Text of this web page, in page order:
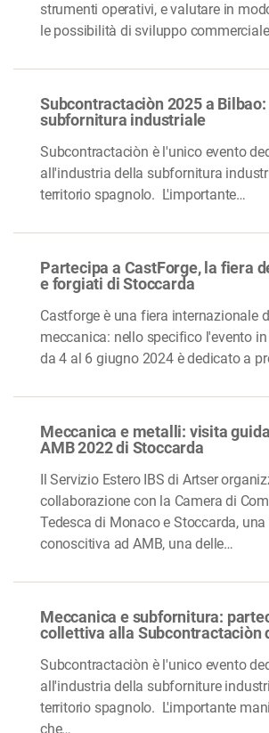
strumenti operativi, e valutare in
le possibilità di sviluppo
Subcontractaciòn 2025 a
subfornitura industriale
Subcontractaciòn è l'unico evento
all'industria della subfornitura
territorio spagnolo. L'importante…
Partecipa a CastForge, la fiera
e forgiati di Stoccarda
Castforge è una fiera internazionale
meccanica: nello specifico l'evento
da 4 al 6 giugno 2024 è dedicato a
Meccanica e metalli: visita
AMB 2022 di Stoccarda
Il Servizio Estero IBS di Artser
collaborazione con la Camera di
Tedesca di Monaco e Stoccarda,
conoscitiva ad AMB, una delle…
Meccanica e subfornitura:
collettiva alla Subcontractaciòn
Subcontractaciòn è l'unico evento
all'industria della subforniture
territorio spagnolo. L'importante
che…